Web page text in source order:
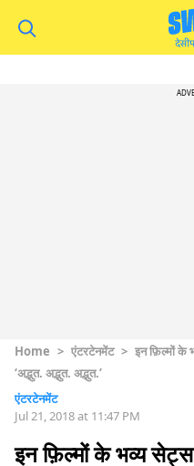
Home > एंटरटेनमेंट > इन फ़िल्मों के
‘अद्भुत. अद्भुत. अद्भुत.’
एंटरटेनमेंट
Jul 21, 2018 at 11:47 PM
इन फ़िल्मों के भव्य